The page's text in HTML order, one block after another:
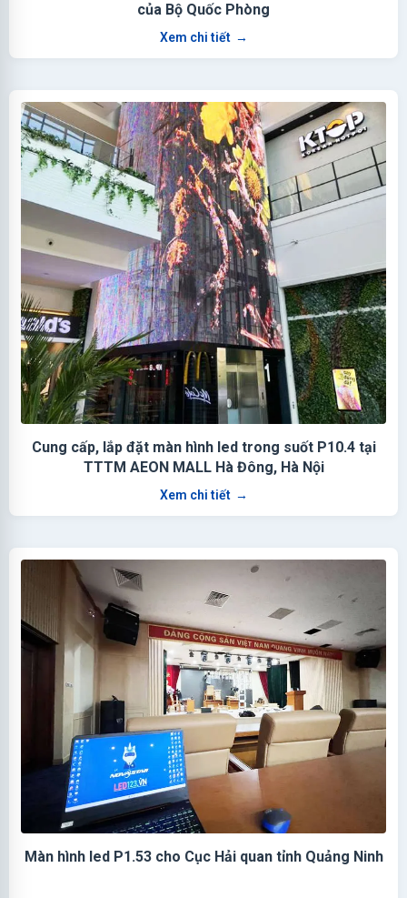
của Bộ Quốc Phòng
Xem chi tiết →
Cung cấp, lắp đặt màn hình led trong suốt P10.4 tại
TTTM AEON MALL Hà Đông, Hà Nội
Xem chi tiết →
Màn hình led P1.53 cho Cục Hải quan tỉnh Quảng Ninh